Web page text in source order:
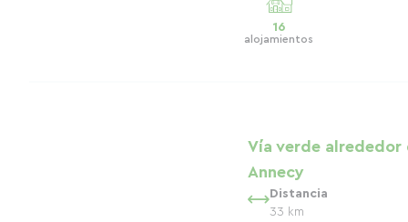
16
alojamientos
Vía verde alrededor
Annecy
Distancia
33 km